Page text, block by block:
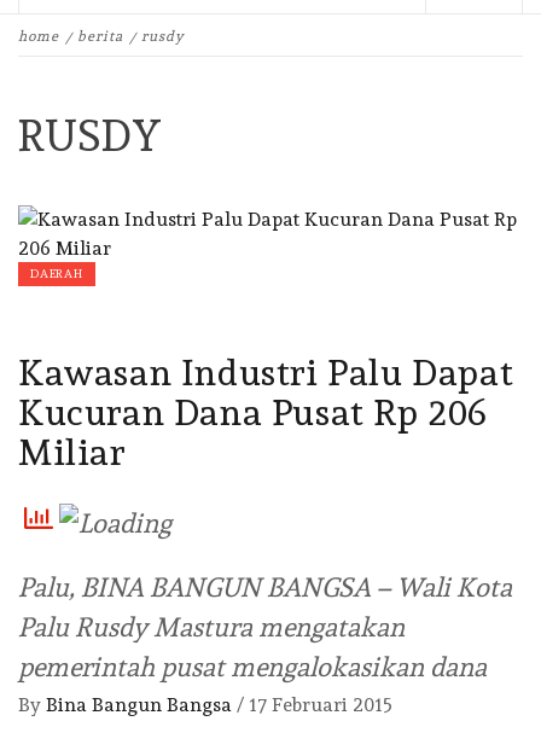
home berita rusdy
RUSDY
DAERAH
Kawasan Industri Palu Dapat
Kucuran Dana Pusat Rp 206
Miliar
Palu, BINA BANGUN BANGSA – Wali Kota
Palu Rusdy Mastura mengatakan
pemerintah pusat mengalokasikan dana
By Bina Bangun Bangsa / 17 Februari 2015